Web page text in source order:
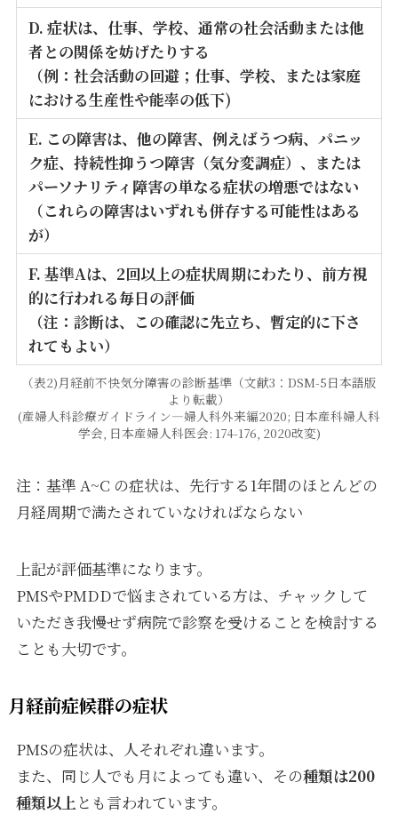
D. 症状は、仕事、学校、通常の社会活動または他
者との関係を妨げたりする
（例：社会活動の回避；仕事、学校、または家庭
における生産性や能率の低下)
E. この障害は、他の障害、例えばうつ病、パニッ
ク症、持続性抑うつ障害（気分変調症）、または
パーソナリティ障害の単なる症状の増悪ではない
（これらの障害はいずれも併存する可能性はある
が）
F. 基準Aは、2回以上の症状周期にわたり、前方視
的に行われる毎日の評価
（注：診断は、この確認に先立ち、暫定的に下さ
れてもよい）
（表2)月経前不快気分障害の診断基準（文献3：DSM-5日本語版
より転載）
(産婦人科診療ガイドライン―婦人科外来編2020; 日本産科婦人科
学会, 日本産婦人科医会: 174-176, 2020改変)
注：基準 A~C の症状は、先行する1年間のほとんどの
月経周期で満たされていなければならない
上記が評価基準になります。
PMSやPMDDで悩まされている方は、チャックして
いただき我慢せず病院で診察を受けることを検討する
ことも大切です。
月経前症候群の症状
PMSの症状は、人それぞれ違います。
また、同じ人でも月によっても違い、その種類は200
種類以上 とも言われています。